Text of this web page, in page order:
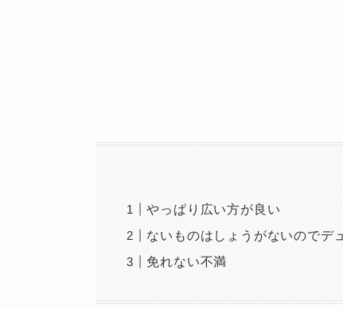
やっぱり広い方が良い
ないものはしょうがないのでデ
免れない不満